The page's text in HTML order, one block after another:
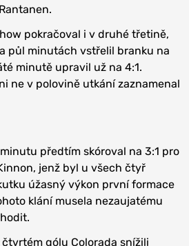
pokračoval i v druhé třetině,
půl minutách vstřelil branku na
minutě upravil už na 4:1.
ne v polovině utkání zaznamenal
předtím skóroval na 3:1 pro
jenž byl u všech čtyř
úžasný výkon první formace
klání musela nezaujatému
gólu Colorada snížili